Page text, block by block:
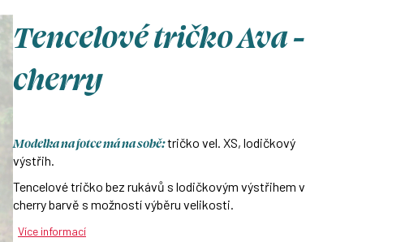
Tencelové tričko Ava -
cherry
Modelka na fotce má na sobě:tričko vel. XS, lodičkový
výstřih.
Tencelové tričko bez rukávů s lodičkovým výstřihem v
cherry barvě s možností výběru velikosti.
Více informací